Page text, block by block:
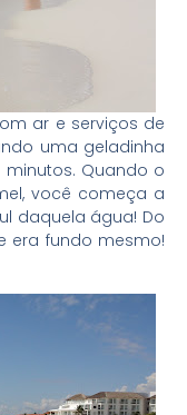
ar e serviços de
uma geladinha
Quando o
você começa a
daquela água! Do
era fundo mesmo!